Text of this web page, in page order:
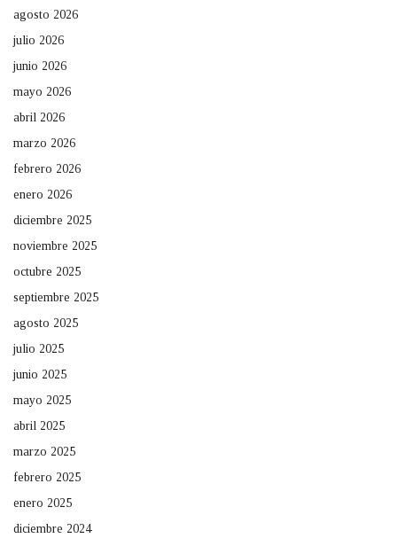
agosto 2026
julio 2026
junio 2026
mayo 2026
abril 2026
marzo 2026
febrero 2026
enero 2026
diciembre 2025
noviembre 2025
octubre 2025
septiembre 2025
agosto 2025
julio 2025
junio 2025
mayo 2025
abril 2025
marzo 2025
febrero 2025
enero 2025
diciembre 2024